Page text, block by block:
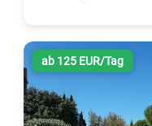
ab 125 EUR/Tag